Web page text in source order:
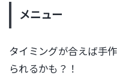
メニュー
タイミングが合えば手
られるかも？！